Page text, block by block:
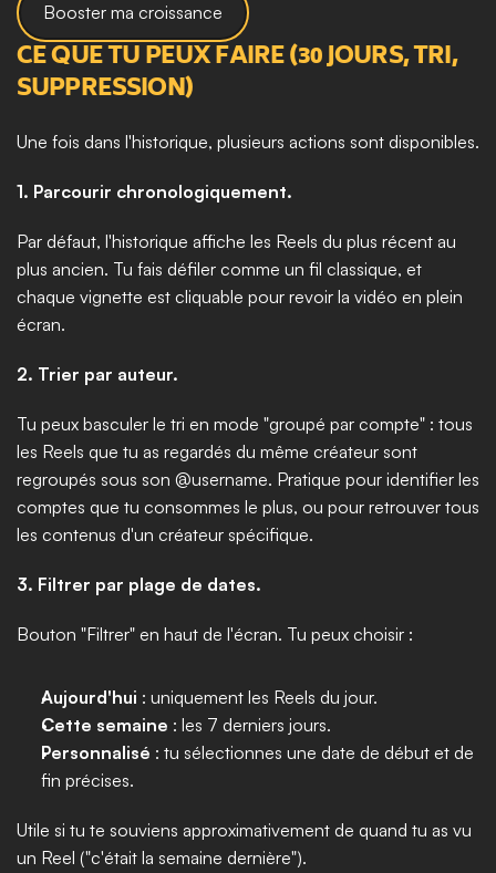
Booster ma croissance
CE QUE TU PEUX FAIRE (30 JOURS, TRI,
SUPPRESSION)
Une fois dans l'historique, plusieurs actions sont disponibles.
1. Parcourir chronologiquement.
Par défaut, l'historique affiche les Reels du plus récent au
plus ancien. Tu fais défiler comme un fil classique, et
chaque vignette est cliquable pour revoir la vidéo en plein
écran.
2. Trier par auteur.
Tu peux basculer le tri en mode "groupé par compte" : tous
les Reels que tu as regardés du même créateur sont
regroupés sous son @username. Pratique pour identifier les
comptes que tu consommes le plus, ou pour retrouver tous
les contenus d'un créateur spécifique.
3. Filtrer par plage de dates.
Bouton "Filtrer" en haut de l'écran. Tu peux choisir :
Aujourd'hui : uniquement les Reels du jour.
Cette semaine : les 7 derniers jours.
Personnalisé : tu sélectionnes une date de début et de
fin précises.
Utile si tu te souviens approximativement de quand tu as vu
un Reel ("c'était la semaine dernière").